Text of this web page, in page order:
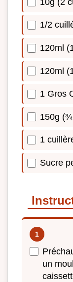
1/2
120ml
120ml
1 Gros
150g
1
Sucre
un